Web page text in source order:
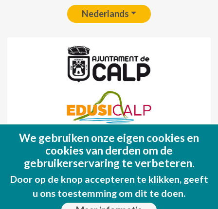
Nederlands
Fondo Europeo de Desarrollo Regional
(FEDER)
Una manera de hacer EUROPA
We gebruiken onze eigen cookies en
cookies van derden om de
gebruikerservaring te verbeteren.
Door op de knop accepteren te klikken, geeft
u ons toestemming om dit te doen.